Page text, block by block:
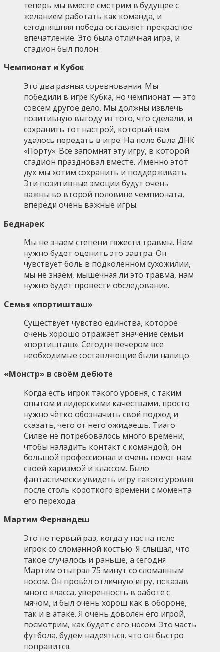
теперь мы вместе смотрим в будущее с
желанием работать как команда, и
сегодняшняя победа оставляет прекрасное
впечатление. Это была отличная игра, и
стадион был полон.
Чемпионат и Кубок
Это два разных соревнования. Мы
победили в игре Кубка, но чемпионат — это
совсем другое дело. Мы должны извлечь
позитивную выгоду из того, что сделали, и
сохранить тот настрой, который нам
удалось передать в игре. На поле была ДНК
«Порту». Все запомнят эту игру, в которой
стадион праздновал вместе. Именно этот
дух мы хотим сохранить и поддерживать.
Эти позитивные эмоции будут очень
важны во второй половине чемпионата,
впереди очень важные игры.
Беднарек
Мы не знаем степени тяжести травмы. Нам
нужно будет оценить это завтра. Он
чувствует боль в подколенном сухожилии,
мы не знаем, мышечная ли это травма, нам
нужно будет провести обследование.
Семья «портишташ»
Существует чувство единства, которое
очень хорошо отражает значение семьи
«портишташ». Сегодня вечером все
необходимые составляющие были налицо.
«Монстр» в своём дебюте
Когда есть игрок такого уровня, с таким
опытом и лидерскими качествами, просто
нужно чётко обозначить свой подход и
сказать, чего от него ожидаешь. Тиаго
Силве не потребовалось много времени,
чтобы наладить контакт с командой, он
большой профессионал и очень помог нам
своей харизмой и классом. Было
фантастически увидеть игру такого уровня
после столь короткого времени с момента
его перехода.
Мартим Фернандеш
Это не первый раз, когда у нас на поле
игрок со сломанной костью. Я слышал, что
такое случалось и раньше, а сегодня
Мартим отыграл 75 минут со сломанным
носом. Он провёл отличную игру, показав
много класса, уверенность в работе с
мячом, и был очень хорош как в обороне,
так и в атаке. Я очень доволен его игрой,
посмотрим, как будет с его носом. Это часть
футбола, будем надеяться, что он быстро
поправится.